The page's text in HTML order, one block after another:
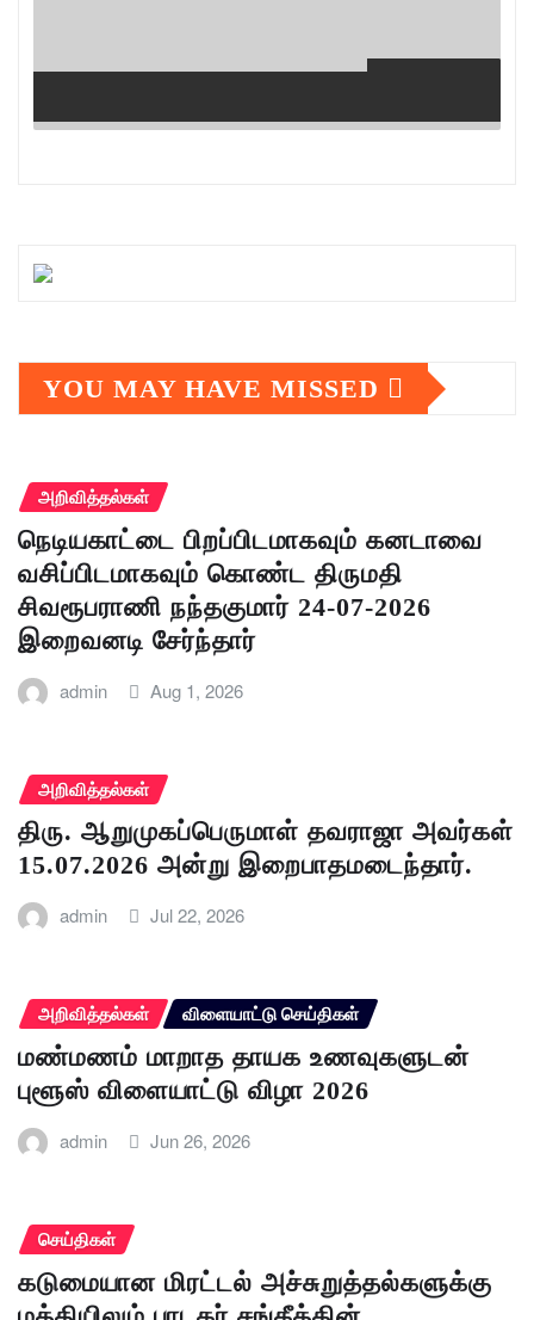
YOU MAY HAVE MISSED
அறிவித்தல்கள்
நெடியகாட்டை பிறப்பிடமாகவும் கனடாவை
வசிப்பிடமாகவும் கொண்ட திருமதி
சிவரூபராணி நந்தகுமார் 24-07-2026
இறைவனடி சேர்ந்தார்
admin Aug 1, 2026
அறிவித்தல்கள்
திரு. ஆறுமுகப்பெருமாள் தவராஜா அவர்கள்
15.07.2026 அன்று இறைபாதமடைந்தார்.
admin Jul 22, 2026
அறிவித்தல்கள் விளையாட்டு செய்திகள்
மண்மணம் மாறாத தாயக உணவுகளுடன்
புளூஸ் விளையாட்டு விழா 2026
admin Jun 26, 2026
செய்திகள்
கடுமையான மிரட்டல் அச்சுறுத்தல்களுக்கு